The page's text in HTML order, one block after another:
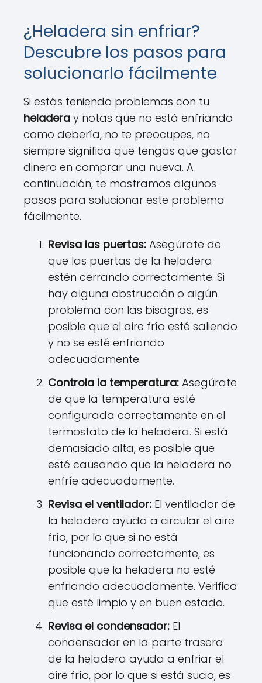
¿Heladera sin enfriar?
Descubre los pasos para
solucionarlo fácilmente
Si estás teniendo problemas con tu
heladera y notas que no está enfriando
como debería, no te preocupes, no
siempre significa que tengas que gastar
dinero en comprar una nueva. A
continuación, te mostramos algunos
pasos para solucionar este problema
fácilmente.
Revisa las puertas: Asegúrate de
que las puertas de la heladera
estén cerrando correctamente. Si
hay alguna obstrucción o algún
problema con las bisagras, es
posible que el aire frío esté saliendo
y no se esté enfriando
adecuadamente.
Controla la temperatura: Asegúrate
de que la temperatura esté
configurada correctamente en el
termostato de la heladera. Si está
demasiado alta, es posible que
esté causando que la heladera no
enfríe adecuadamente.
Revisa el ventilador: El ventilador de
la heladera ayuda a circular el aire
frío, por lo que si no está
funcionando correctamente, es
posible que la heladera no esté
enfriando adecuadamente. Verifica
que esté limpio y en buen estado.
Revisa el condensador: El
condensador en la parte trasera
de la heladera ayuda a enfriar el
aire frío, por lo que si está sucio, es